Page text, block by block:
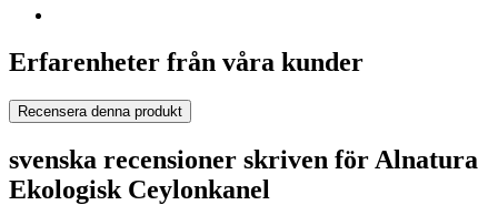
Erfarenheter från våra kunder
Recensera denna produkt
svenska recensioner skriven för Alnatura
Ekologisk Ceylonkanel